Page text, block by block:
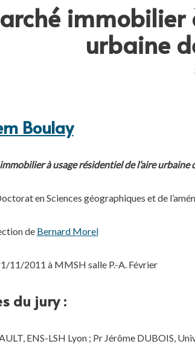
immobilier
urbaine
Boulay
à usage résidentiel de l’aire
en Sciences géographiques et de
de Bernard Morel
11/2011 à MMSH salle P.-A. Février
du jury :
ENS-LSH Lyon ; Pr Jérôme DUBOIS,